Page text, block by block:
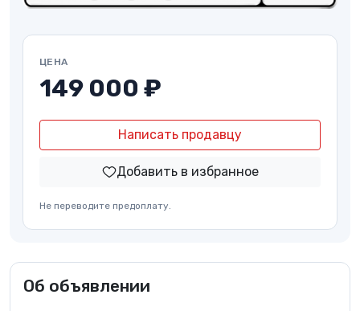
ЦЕНА
149 000 ₽
Написать продавцу
Добавить в избранное
Не переводите предоплату.
Об объявлении